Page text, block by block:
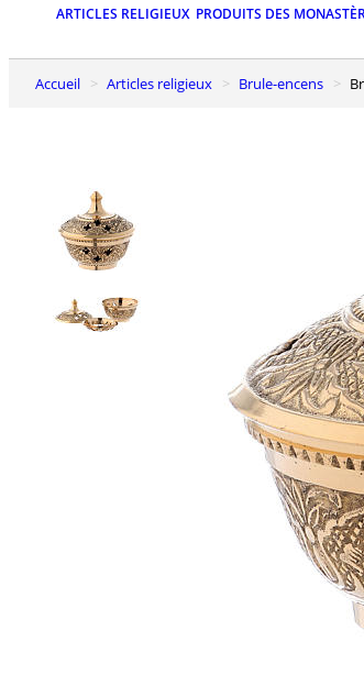
ARTICLES RELIGIEUX PRODUITS DES
Accueil Articles religieux Brule-encens